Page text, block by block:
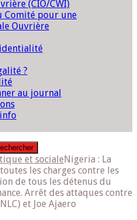
(CIO/CWI)
Comité pour une
Ouvrière
?
au journal
et socialeNigeria : La
les charges contre les
de tous les détenus du
Arrêt des attaques contre
et Joe Ajaero